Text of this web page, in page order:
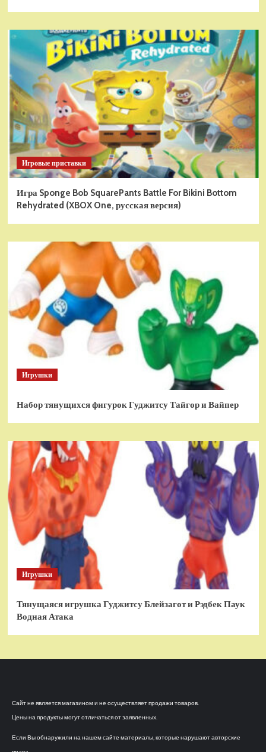
Игровые приставки
Игра Sponge Bob SquarePants Battle For Bikini Bottom
Rehydrated (XBOX One, русская версия)
Игрушки
Набор тянущихся фигурок Гуджитсу Тайгор и Вайпер
Игрушки
Тянущаяся игрушка Гуджитсу Блейзагот и Рэдбек Паук
Водная Атака
Сайт не является магазином и не осуществляет продажи товаров.
Цены на продукты могут отличаться от заявленных.
Если Вы обнаружили на нашем сайте материалы, которые нарушают авторские